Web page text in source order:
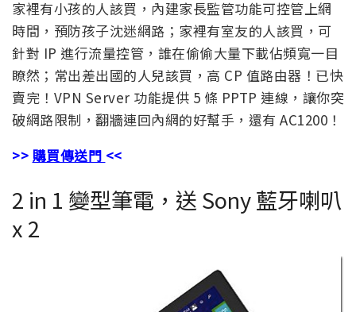
家裡有小孩的人該買，內建家長監管功能可控管上網
時間，預防孩子沈迷網路；家裡有室友的人該買，可
針對 IP 進行流量控管，誰在偷偷大量下載佔頻寬一目
瞭然；常出差出國的人兒該買，高 CP 值路由器！已快
賣完！VPN Server 功能提供 5 條 PPTP 連線，讓你突
破網路限制，翻牆連回內網的好幫手，還有 AC1200！
>> 購買傳送門 <<
2 in 1 變型筆電，送 Sony 藍牙喇叭
x 2